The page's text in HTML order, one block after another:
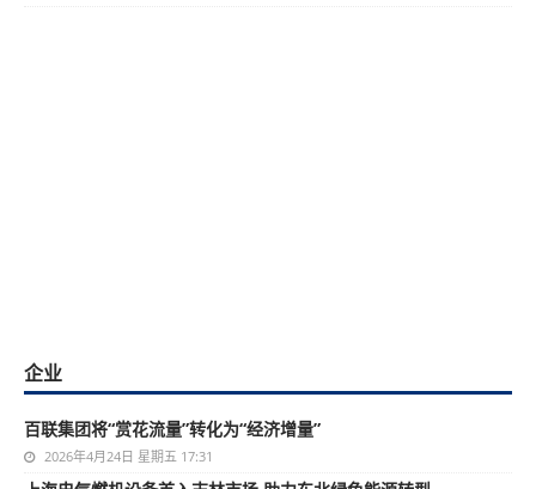
企业
百联集团将“赏花流量”转化为“经济增量”
2026年4月24日 星期五 17:31